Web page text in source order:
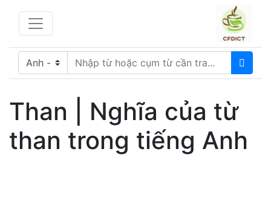
Than | Nghĩa của từ
than trong tiếng Anh